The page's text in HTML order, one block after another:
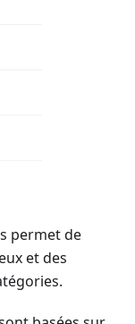
permet de
et des